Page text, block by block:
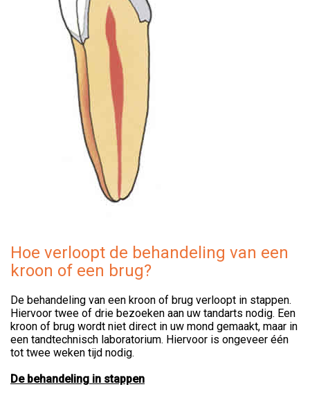
Hoe verloopt de behandeling van een
kroon of een brug?
De behandeling van een kroon of brug verloopt in stappen.
Hiervoor twee of drie bezoeken aan uw tandarts nodig. Een
kroon of brug wordt niet direct in uw mond gemaakt, maar in
een tandtechnisch laboratorium. Hiervoor is ongeveer één
tot twee weken tijd nodig.
De behandeling in stappen